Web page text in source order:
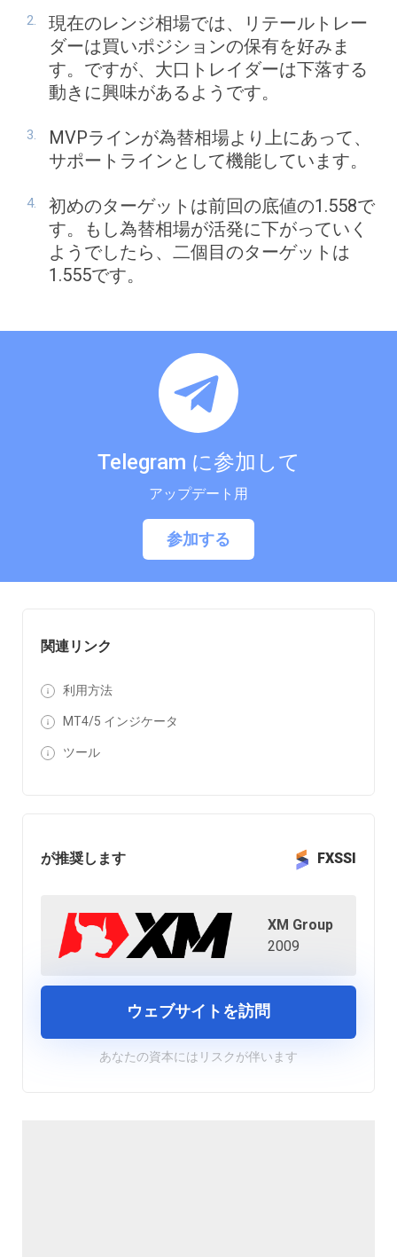
関連リンク
利用方法
MT4/5 インジケータ
ツール
が推奨します FXSSI
XM Group
2009
ウェブサイトを訪問
あなたの資本にはリスクが伴います
現在のレンジ相場では、リテールトレー
ダーは買いポジションの保有を好みま
す。ですが、大口トレイダーは下落する
動きに興味があるようです。
MVPラインが為替相場より上にあって、
サポートラインとして機能しています。
初めのターゲットは前回の底値の1.558で
す。もし為替相場が活発に下がっていく
ようでしたら、二個目のターゲットは
1.555です。
Telegram に参加して
アップデート用
参加する